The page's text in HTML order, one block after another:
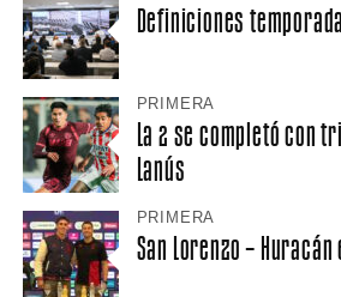
Definiciones
PRIMERA
La 2 se completó con
Lanús
PRIMERA
San Lorenzo –